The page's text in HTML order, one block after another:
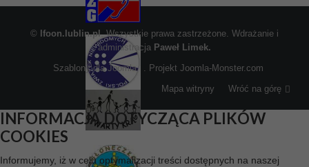
© lfoon.lublin.pl. Wszystkie prawa zastrzeżone. Wdrażanie i
administracja Paweł Limek.
Szablony dla Joomla
. Projekt Joomla-Monster.com
Mapa witryny
Wróć na górę
INFORMACJA DOTYCZĄCA PLIKÓW
COOKIES
Informujemy, iż w celu optymalizacji treści dostępnych na naszej